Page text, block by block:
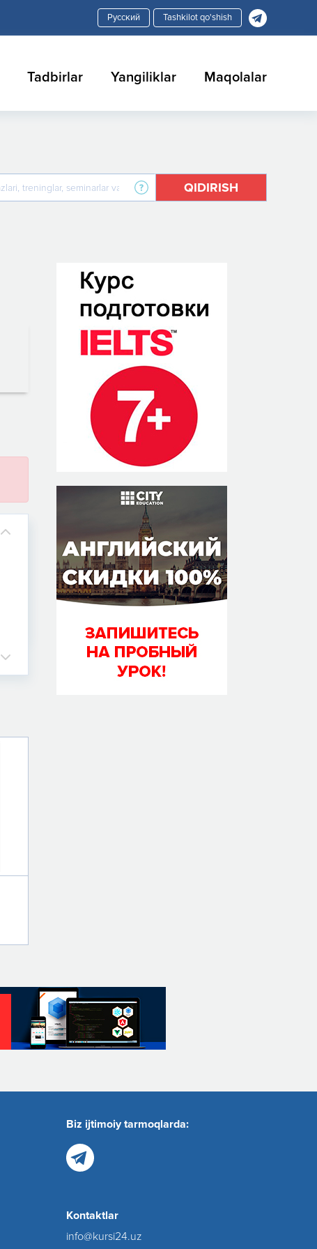
Tashkilot qo'shish
Tadbirlar Yangiliklar Maqolalar
QIDIRISH
Biz ijtimoiy tarmoqlarda:
Kontaktlar
info@kursi24.uz